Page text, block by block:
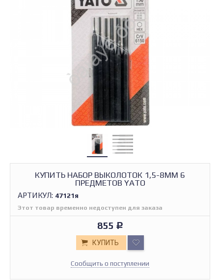
КУПИТЬ НАБОР ВЫКОЛОТОК 1,5-8ММ 6
ПРЕДМЕТОВ YATO
АРТИКУЛ: 47121я
Этот товар временно недоступен для заказа
855 Р
КУПИТЬ
Сообщить о поступлении